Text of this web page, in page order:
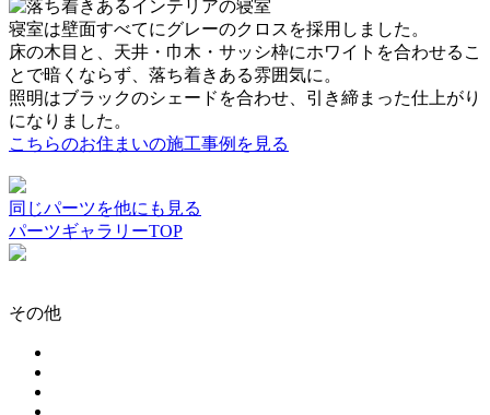
寝室は壁面すべてにグレーのクロスを採用しました。
床の木目と、天井・巾木・サッシ枠にホワイトを合わせるこ
とで暗くならず、落ち着きある雰囲気に。
照明はブラックのシェードを合わせ、引き締まった仕上がり
になりました。
こちらのお住まいの施工事例を見る
同じパーツを他にも見る
パーツギャラリーTOP
その他